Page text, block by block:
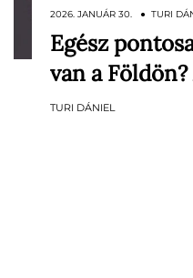
Minden általános
választ arra, hogy
található a Földön
2026. JANUÁR 30. ● TURI
Egész
van a
TURI DÁNIEL